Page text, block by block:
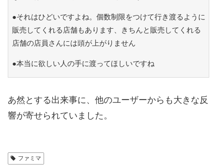
●それはひどいですよね。個数制限をつけて行き渡るように
販売してくれる店舗もあります、きちんと販売してくれる
店舗の店員さんには頭が上がりません
●本当に欲しい人の手に渡ってほしいですね
あ然とする出来事に、他のユーザーからも大きな反
響が寄せられていました。
ファミマ